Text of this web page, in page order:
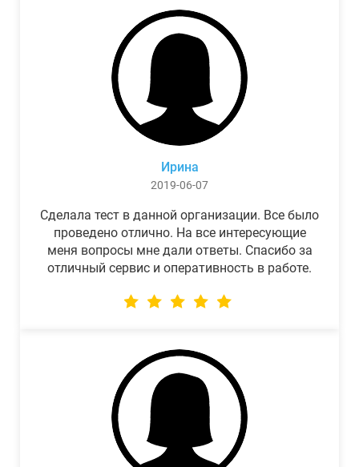
Ирина
2019-06-07
Сделала тест в данной организации. Все было
проведено отлично. На все интересующие
меня вопросы мне дали ответы. Спасибо за
отличный сервис и оперативность в работе.